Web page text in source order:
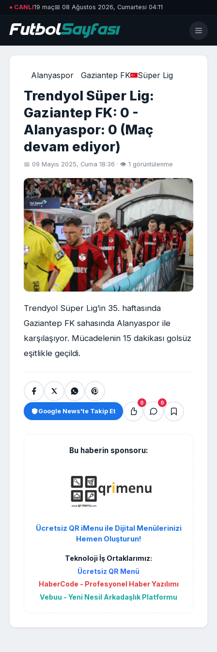
● CANLI19 maç📅 08 Ağustos 2026, Cumartesi 04:11
Alanyaspor Gaziantep FK Süper Lig
Trendyol Süper Lig:
Gaziantep FK: 0 -
Alanyaspor: 0 (Maç
devam ediyor)
📅 09 Mayıs 2025, Cuma 18:36 · 👁 1 görüntülenme
Trendyol Süper Lig’in 35. haftasında
Gaziantep FK sahasında Alanyaspor ile
karşılaşıyor. Mücadelenin 15 dakikası golsüz
eşitlikle geçildi.
Google News'te Takip Et
0 0
Bu haberin sponsoru:
Ücretsiz QR iMenu ile Dijital Menülerinizi
Hemen Oluşturun!
Teknoloji İş Ortaklarımız:
Ücretsiz QR Menü
HaberCode - Profesyonel Haber Yazılımı
Vebuu - Yeni Nesil Arkadaşlık Platformu